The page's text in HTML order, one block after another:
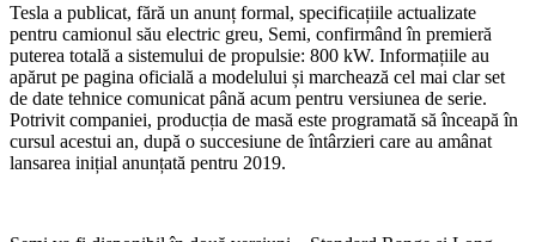
Tesla a publicat, fără un anunț formal, specificațiile actualizate
pentru camionul său electric greu, Semi, confirmând în premieră
puterea totală a sistemului de propulsie: 800 kW. Informațiile au
apărut pe pagina oficială a modelului și marchează cel mai clar set
de date tehnice comunicat până acum pentru versiunea de serie.
Potrivit companiei, producția de masă este programată să înceapă în
cursul acestui an, după o succesiune de întârzieri care au amânat
lansarea inițial anunțată pentru 2019.